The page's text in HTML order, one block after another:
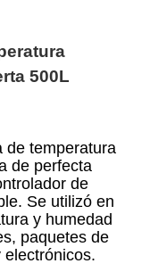
500L
de temperatura
de perfecta
de
Se utilizó en
y humedad
paquetes de
electrónicos.